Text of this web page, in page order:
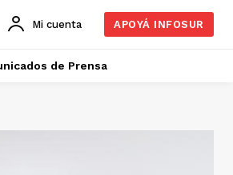
Mi cuenta APOYÁ INFOSUR
de Prensa